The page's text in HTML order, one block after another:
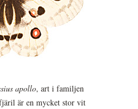
apollo, art i familjen
är en mycket stor vit